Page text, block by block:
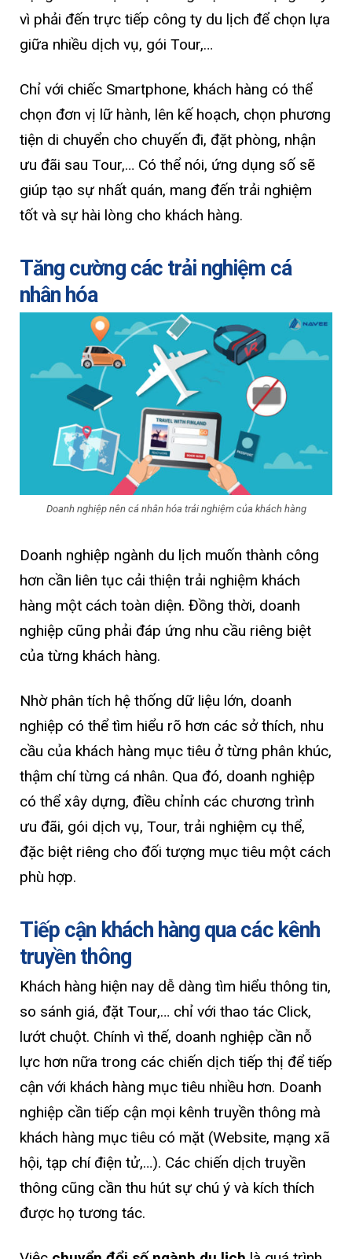
vì phải đến trực tiếp công ty du lịch để chọn lựa
giữa nhiều dịch vụ, gói Tour,…
Chỉ với chiếc Smartphone, khách hàng có thể
chọn đơn vị lữ hành, lên kế hoạch, chọn phương
tiện di chuyển cho chuyến đi, đặt phòng, nhận
ưu đãi sau Tour,… Có thể nói, ứng dụng số sẽ
giúp tạo sự nhất quán, mang đến trải nghiệm
tốt và sự hài lòng cho khách hàng.
Tăng cường các trải nghiệm cá
nhân hóa
Doanh nghiệp nên cá nhân hóa trải nghiệm của khách hàng
Doanh nghiệp ngành du lịch muốn thành công
hơn cần liên tục cải thiện trải nghiệm khách
hàng một cách toàn diện. Đồng thời, doanh
nghiệp cũng phải đáp ứng nhu cầu riêng biệt
của từng khách hàng.
Nhờ phân tích hệ thống dữ liệu lớn, doanh
nghiệp có thể tìm hiểu rõ hơn các sở thích, nhu
cầu của khách hàng mục tiêu ở từng phân khúc,
thậm chí từng cá nhân. Qua đó, doanh nghiệp
có thể xây dựng, điều chỉnh các chương trình
ưu đãi, gói dịch vụ, Tour, trải nghiệm cụ thể,
đặc biệt riêng cho đối tượng mục tiêu một cách
phù hợp.
Tiếp cận khách hàng qua các kênh
truyền thông
Khách hàng hiện nay dễ dàng tìm hiểu thông tin,
so sánh giá, đặt Tour,… chỉ với thao tác Click,
lướt chuột. Chính vì thế, doanh nghiệp cần nỗ
lực hơn nữa trong các chiến dịch tiếp thị để tiếp
cận với khách hàng mục tiêu nhiều hơn. Doanh
nghiệp cần tiếp cận mọi kênh truyền thông mà
khách hàng mục tiêu có mặt (Website, mạng xã
hội, tạp chí điện tử,…). Các chiến dịch truyền
thông cũng cần thu hút sự chú ý và kích thích
được họ tương tác.